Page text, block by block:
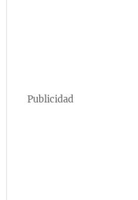
Publicidad